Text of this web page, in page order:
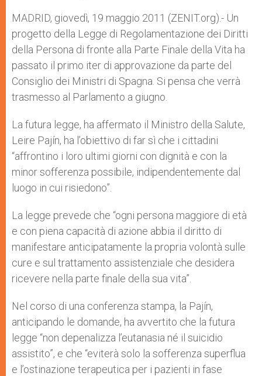
p
p
g
e
r
o
k
r
MADRID, giovedì, 19 maggio 2011 (ZENIT.org).- Un
progetto della Legge di Regolamentazione dei Diritti
della Persona di fronte alla Parte Finale della Vita ha
passato il primo iter di approvazione da parte del
Consiglio dei Ministri di Spagna. Si pensa che verrà
trasmesso al Parlamento a giugno.
La futura legge, ha affermato il Ministro della Salute,
Leire Pajín, ha l’obiettivo di far sì che i cittadini
“affrontino i loro ultimi giorni con dignità e con la
minor sofferenza possibile, indipendentemente dal
luogo in cui risiedono”.
La legge prevede che “ogni persona maggiore di età
e con piena capacità di azione abbia il diritto di
manifestare anticipatamente la propria volontà sulle
cure e sul trattamento assistenziale che desidera
ricevere nella parte finale della sua vita”.
Nel corso di una conferenza stampa, la Pajín,
anticipando le domande, ha avvertito che la futura
legge “non depenalizza l’eutanasia né il suicidio
assistito”, e che “eviterà solo la sofferenza superflua
e l’ostinazione terapeutica per i pazienti in fase